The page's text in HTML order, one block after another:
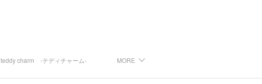
teddy charm -テディチャーム- MORE